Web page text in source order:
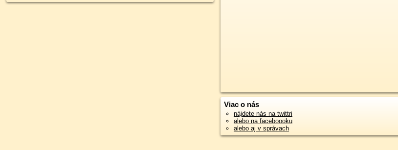
Viac o nás
nájdete nás na twittri
alebo na faceboooku
alebo aj v správach